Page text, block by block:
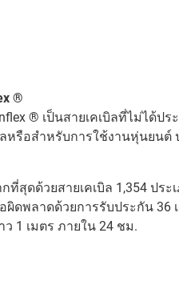
®
® เป็นสายเคเบิลที่ไม่ได้
ลหรือสำหรับการใช้งานหุ่นยน
สุดด้วยสายเคเบิล 1,354 ประ
ผิดพลาดด้วยการรับประกัน 36
1 เมตร ภายใน 24 ชม.